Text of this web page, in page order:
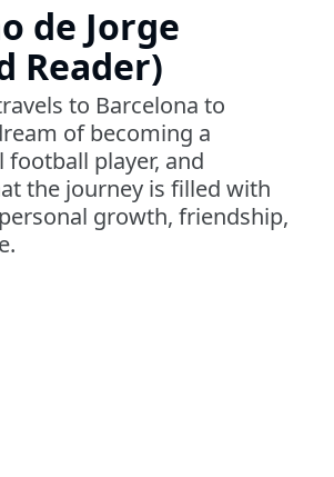
de Jorge
Reader)
to Barcelona to
of becoming a
football player, and
the journey is filled with
growth, friendship,